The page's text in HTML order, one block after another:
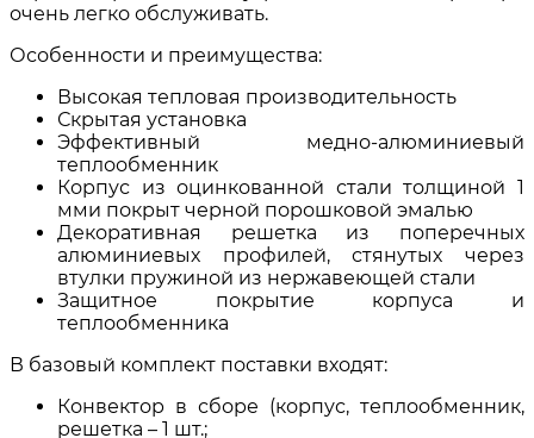
очень легко обслуживать.
Особенности и преимущества:
Высокая тепловая производительность
Скрытая установка
Эффективный медно-алюминиевый
теплообменник
Корпус из оцинкованной стали толщиной 1
мми покрыт черной порошковой эмалью
Декоративная решетка из поперечных
алюминиевых профилей, стянутых через
втулки пружиной из нержавеющей стали
Защитное покрытие корпуса и
теплообменника
В базовый комплект поставки входят:
Конвектор в сборе (корпус, теплообменник,
решетка – 1 шт.;